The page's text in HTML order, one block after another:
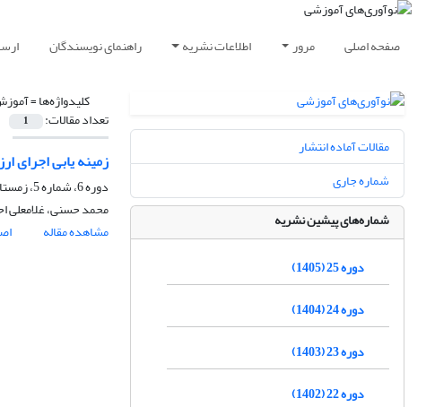
صفحه اصلی مرور اطلاعات نشریه راهنمای نویسندگان
کلیدواژه‌ها =
تعداد مقالات: 1
زمینه یابی اجرای
دوره 6، شماره 5، زمستان 1386، صفحه
محمد حسنی، غلامعلی
مشاهده مقاله
مقالات آماده انتشار
شماره جاری
شماره‌های پیشین نشریه
دوره 25 (1405)
دوره 24 (1404)
دوره 23 (1403)
دوره 22 (1402)